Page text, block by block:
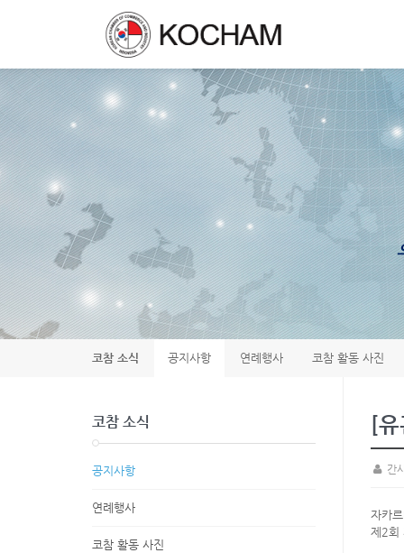
코참 소식 공지사항 연례행사 코참 활동 사진
[
간
자카
제2회
코참 소식
공지사항
연례행사
코참 활동 사진